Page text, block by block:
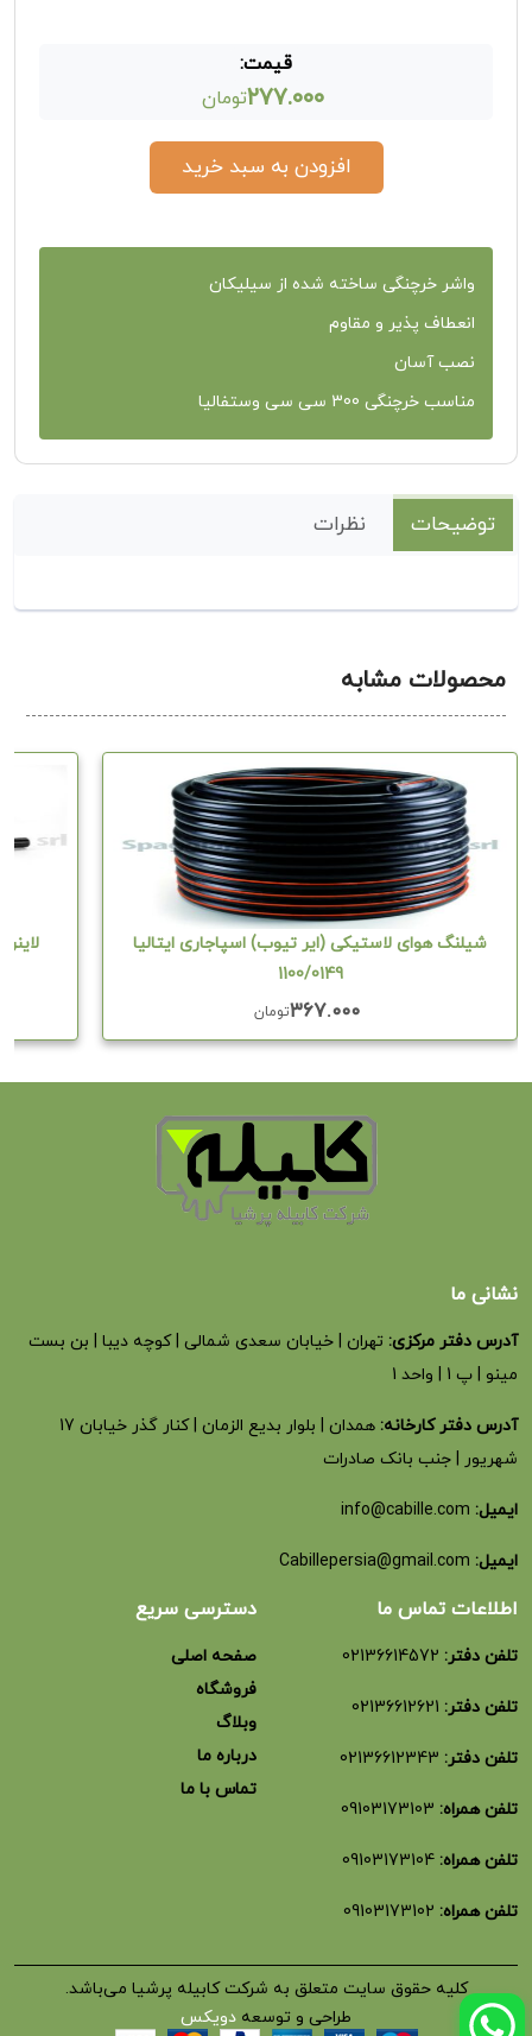
قیمت:
تومان
۲۷۷.۰۰۰
افزودن به سبد خرید
واشر خرچنگی ساخته شده از سیلیکان
انعطاف پذیر و مقاوم
نصب آسان
مناسب خرچنگی 300 سی سی وستفالیا
توضیحات نظرات
محصولات مشابه
شیلنگ هوای لاستیکی (ایر تیوب) اسپاجاری ایتالیا
1100/0149
تومان
لاینر
نشانی ما
آدرس دفتر مرکزی: تهران | خیابان سعدی شمالی | کوچه دیبا | بن بست
مینو | پ 1 | واحد 1
آدرس دفتر کارخانه:
همدان | بلوار بدیع الزمان | کنار گذر خیابان 17
شهریور | جنب بانک صادرات
ایمیل: info@cabille.com
ایمیل: Cabillepersia@gmail.com
اطلاعات تماس ما
تلفن دفتر: 02136614572
تلفن دفتر: 02136612621
تلفن دفتر: 02136612343
تلفن همراه: 09103173103
تلفن همراه: 09103173104
تلفن همراه: 09103173102
دسترسی سریع
صفحه اصلی
فروشگاه
وبلاگ
درباره ما
تماس با ما
کلیه حقوق سایت متعلق به شرکت کابیله پرشیا می‌باشد.
طراحی و توسعه دویکس